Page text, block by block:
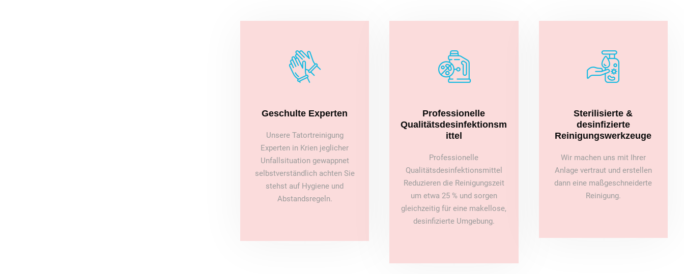
Geschulte Experten
Unsere Tatortreinigung
Experten in Krien jeglicher
Unfallsituation gewappnet
selbstverständlich achten Sie
stehst auf Hygiene und
Abstandsregeln.
Professionelle
Qualitätsdesinfektionsm
ittel
Professionelle
Qualitätsdesinfektionsmittel
Reduzieren die Reinigungszeit
um etwa 25 % und sorgen
gleichzeitig für eine makellose,
desinfizierte Umgebung.
Sterilisierte &
desinfizierte
Reinigungswerkzeuge
Wir machen uns mit Ihrer
Anlage vertraut und erstellen
dann eine maßgeschneiderte
Reinigung.